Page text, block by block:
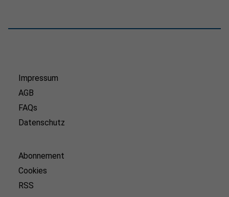
Impressum
AGB
FAQs
Datenschutz
Abonnement
Cookies
RSS